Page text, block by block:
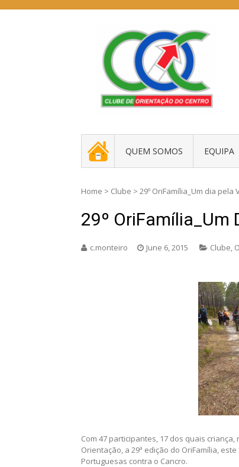
COC –
Da
. _ . QUEM SOMOS EQUIPA
Home > Clube > 29º OriFamília_Um dia pela
29º OriFamília_Um
c.monteiro June 6, 2015 Clube,
Com 47 participantes, 17 dos quais
Orientação, a 29ª edição do OriFamília,
Portuguesas contra o Cancro.